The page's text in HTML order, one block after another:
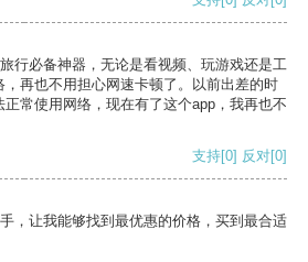
行必备神器，无论是看视频、玩游戏还是工
再也不用担心网速卡顿了。以前出差的时
常使用网络，现在有了这个app，我再也不
支持[0] 反对[0]
，让我能够找到最优惠的价格，买到最合适